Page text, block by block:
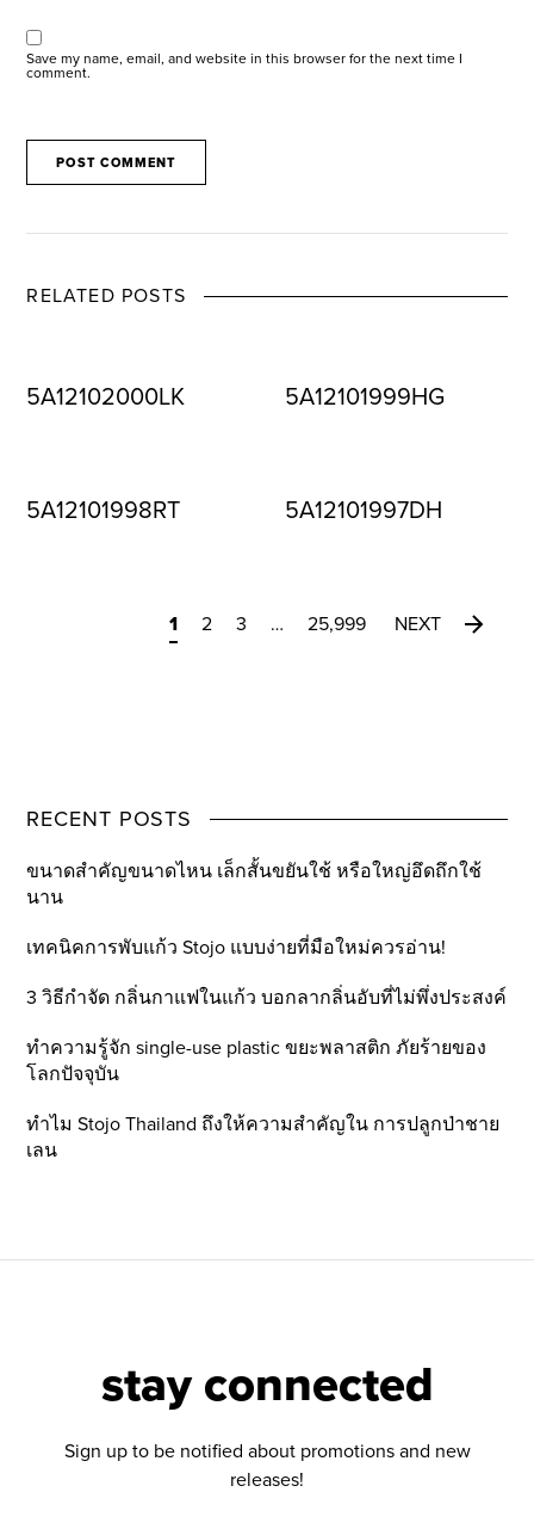
Save my name, email, and website in this browser for the next time I
comment.
RELATED POSTS
5A12102000LK 5A12101999HG
5A12101998RT 5A12101997DH
1 2 3 … 25,999 NEXT
RECENT POSTS
ขนาดสำคัญขนาดไหน เล็กสั้นขยันใช้ หรือใหญ่อึดถึกใช้
นาน
เทคนิคการพับแก้ว Stojo แบบง่ายที่มือใหม่ควรอ่าน!
3 วิธีกำจัด กลิ่นกาแฟในแก้ว บอกลากลิ่นอับที่ไม่พึ่งประสงค์
ทำความรู้จัก single-use plastic ขยะพลาสติก ภัยร้ายของ
โลกปัจจุบัน
ทำไม Stojo Thailand ถึงให้ความสำคัญใน การปลูกป่าชาย
เลน
stay connected
Sign up to be notified about promotions and new
releases!